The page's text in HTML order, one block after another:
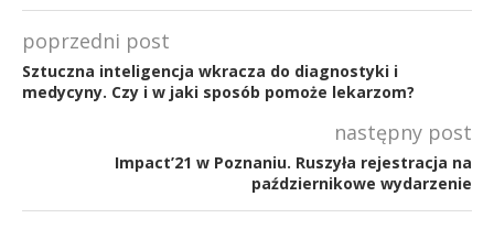
poprzedni post
Sztuczna inteligencja wkracza do diagnostyki i
medycyny. Czy i w jaki sposób pomoże lekarzom?
następny post
Impact’21 w Poznaniu. Ruszyła rejestracja na
październikowe wydarzenie